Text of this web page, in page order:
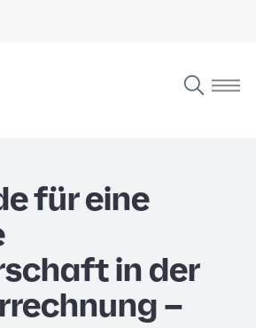
für eine
in der
–